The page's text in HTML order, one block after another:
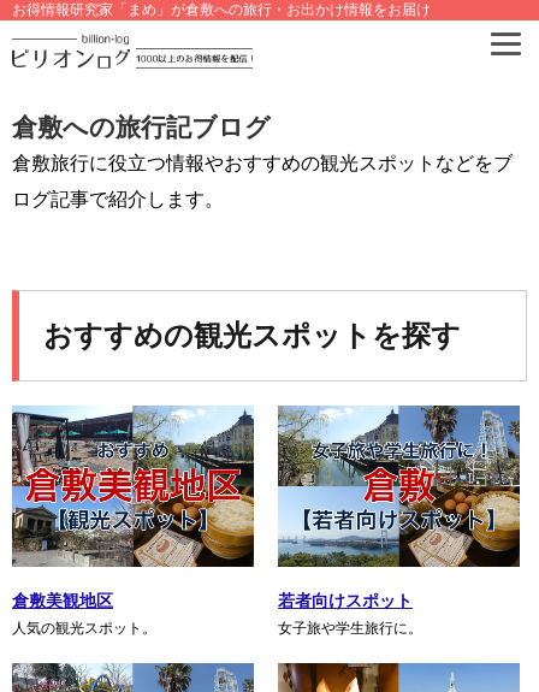
お得情報研究家「まめ」が倉敷への旅行・お出かけ情報をお届け
倉敷への旅行記ブログ
倉敷旅行に役立つ情報やおすすめの観光スポットなどをブ
ログ記事で紹介します。
おすすめの観光スポットを探す
倉敷美観地区
人気の観光スポット。
若者向けスポット
女子旅や学生旅行に。